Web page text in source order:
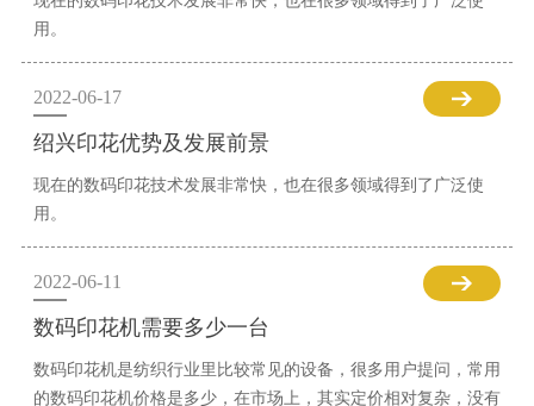
用。
2022-06-17
绍兴印花优势及发展前景
现在的数码印花技术发展非常快，也在很多领域得到了广泛使
用。
2022-06-11
数码印花机需要多少一台
数码印花机是纺织行业里比较常见的设备，很多用户提问，常用
的数码印花机价格是多少，在市场上，其实定价相对复杂，没有